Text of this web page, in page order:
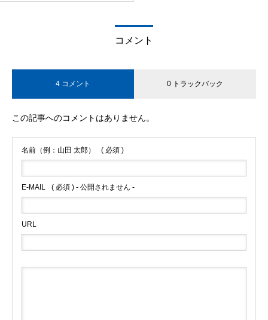
コメント
4 コメント 0 トラックバック
この記事へのコメントはありません。
名前（例：山田 太郎） ( 必須 )
E-MAIL ( 必須 ) - 公開されません -
URL